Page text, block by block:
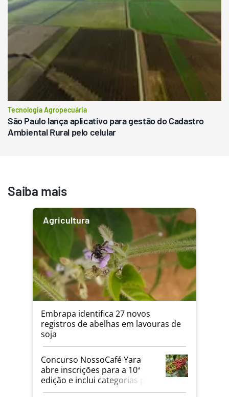
Tecnologia Agropecuária
São Paulo lança aplicativo para gestão do Cadastro
Ambiental Rural pelo celular
Saiba mais
Agricultura
Embrapa identifica 27 novos
registros de abelhas em lavouras de
soja
Concurso NossoCafé Yara
abre inscrições para a 10ª
edição e inclui categorias para
cafés Canephora